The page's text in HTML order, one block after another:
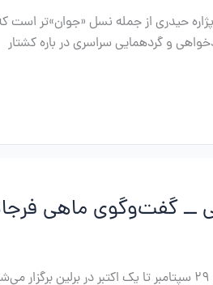
حیدری از جمله نسل «جوان»تر است که
و گردهمایی سراسری در باره کشتار
ــ گفت‌وگوی ماهی
نهمین گردهمایی سراسری در باره کشتار زندانیان سیاسی با موضوع ژن، ژیان، ئازادی و دادخواهی